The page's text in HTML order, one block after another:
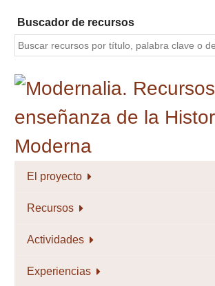
contenido
principal
Buscador de recursos
El proyecto
Recursos
Actividades
Experiencias